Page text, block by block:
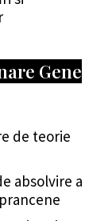
Gene
de teorie
absolvire a